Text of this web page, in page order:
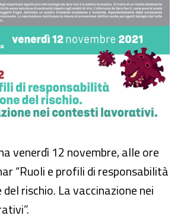
venerdì 12 novembre, alle ore
“Ruoli e profili di responsabilità
rischio. La vaccinazione nei